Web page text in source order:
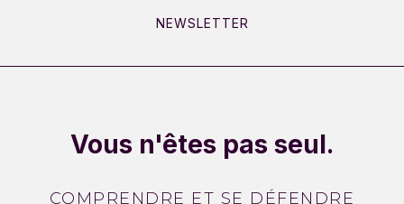
QUAND
D’UN
NARCISSIQUE
NEWSLETTER
Vous n'êtes pas seul.
COMPRENDRE ET SE DÉFENDRE